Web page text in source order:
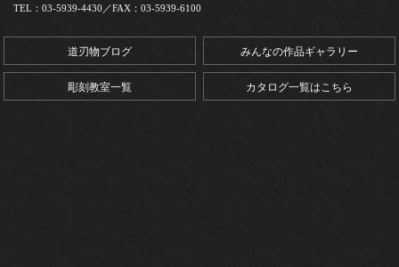
TEL：03-5939-4430／FAX：03-5939-6100
道刃物ブログ みんなの作品ギャラリー
彫刻教室一覧 カタログ一覧はこちら